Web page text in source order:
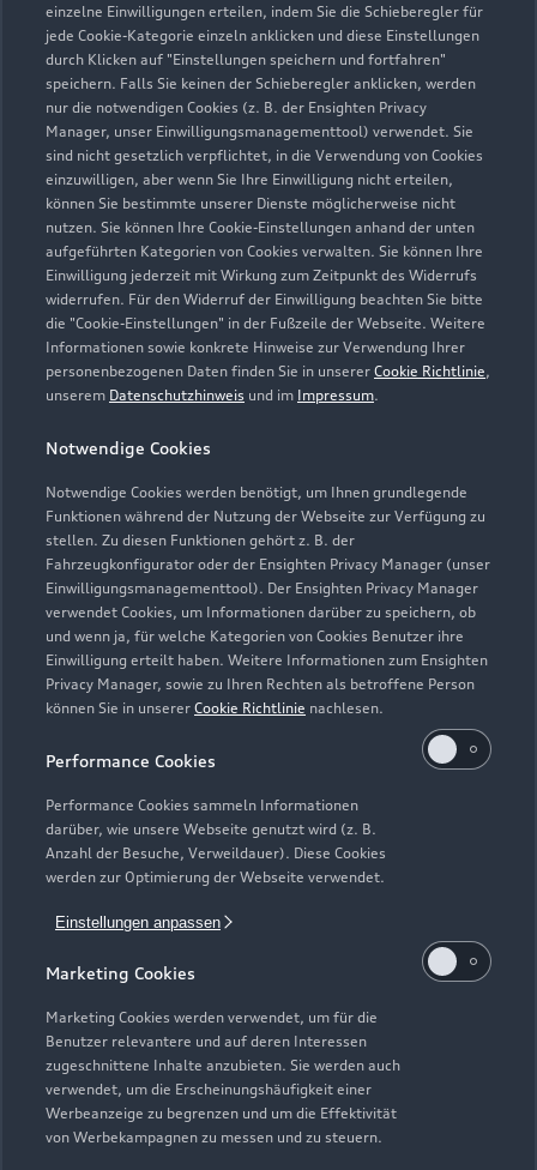
einzelne Einwilligungen erteilen, indem Sie die Schieberegler für
jede Cookie-Kategorie einzeln anklicken und diese Einstellungen
durch Klicken auf "Einstellungen speichern und fortfahren"
speichern. Falls Sie keinen der Schieberegler anklicken, werden
nur die notwendigen Cookies (z. B. der Ensighten Privacy
Manager, unser Einwilligungsmanagementtool) verwendet. Sie
sind nicht gesetzlich verpflichtet, in die Verwendung von Cookies
einzuwilligen, aber wenn Sie Ihre Einwilligung nicht erteilen,
können Sie bestimmte unserer Dienste möglicherweise nicht
nutzen. Sie können Ihre Cookie-Einstellungen anhand der unten
aufgeführten Kategorien von Cookies verwalten. Sie können Ihre
Einwilligung jederzeit mit Wirkung zum Zeitpunkt des Widerrufs
widerrufen. Für den Widerruf der Einwilligung beachten Sie bitte
die "Cookie-Einstellungen" in der Fußzeile der Webseite. Weitere
Informationen sowie konkrete Hinweise zur Verwendung Ihrer
personenbezogenen Daten finden Sie in unserer Cookie Richtlinie,
unserem Datenschutzhinweis und im Impressum.
Notwendige Cookies
Notwendige Cookies werden benötigt, um Ihnen grundlegende
Funktionen während der Nutzung der Webseite zur Verfügung zu
stellen. Zu diesen Funktionen gehört z. B. der
Fahrzeugkonfigurator oder der Ensighten Privacy Manager (unser
Einwilligungsmanagementtool). Der Ensighten Privacy Manager
verwendet Cookies, um Informationen darüber zu speichern, ob
und wenn ja, für welche Kategorien von Cookies Benutzer ihre
Einwilligung erteilt haben. Weitere Informationen zum Ensighten
Privacy Manager, sowie zu Ihren Rechten als betroffene Person
können Sie in unserer Cookie Richtlinie nachlesen.
Performance Cookies
Performance Cookies sammeln Informationen
darüber, wie unsere Webseite genutzt wird (z. B.
Anzahl der Besuche, Verweildauer). Diese Cookies
werden zur Optimierung der Webseite verwendet.
Einstellungen anpassen
Marketing Cookies
Marketing Cookies werden verwendet, um für die
Benutzer relevantere und auf deren Interessen
zugeschnittene Inhalte anzubieten. Sie werden auch
verwendet, um die Erscheinungshäufigkeit einer
Werbeanzeige zu begrenzen und um die Effektivität
von Werbekampagnen zu messen und zu steuern.
Kontaktdaten herunterladen
Öffnungszeiten
Verkauf
Geschlossen , öffnet am Montag 08:00
Service
Geschlossen,öffnet amMontag 07:30
Teile- und Zubehörverkauf
Geschlossen
Samstag: Verkauf: Nur nach Terminvereinbarung
Zurück nach oben
Modelle
Elektromodelle
Plug-in-Hybride
Neuwagensuche
Gebrauchtwagensuche
Geschäftskunden
Service & Zubehör
Saisonale Angebote
Audi Services
Garantie
Audi digital services
myAudi
Support
Audi Code
Häufige Fragen (FAQ)
Audi Online Beratung
Über Audi
Unternehmen
Karriere
Investor Relations
© 2026 AUDI AG. Alle Rechte vorbehalten